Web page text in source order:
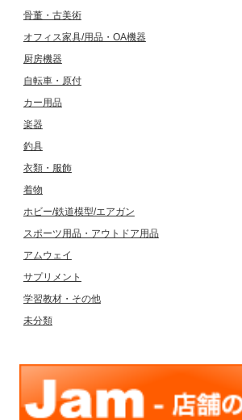
骨董・古美術
オフィス家具/用品・OA機器
厨房機器
自転車・原付
カー用品
楽器
釣具
衣類・服飾
着物
ホビー/鉄道模型/エアガン
スポーツ用品・アウトドア用品
アムウェイ
サプリメント
学習教材・その他
未分類